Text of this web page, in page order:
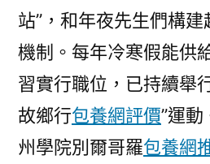
站”，和年夜先生們構
機制。每年冷寒假能供
習實行職位，已持續舉
故鄉行包養網評價”運
州學院別爾哥羅包養網